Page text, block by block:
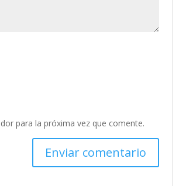
para la próxima vez que comente.